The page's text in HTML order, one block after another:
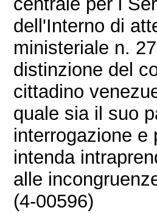
dell'Interno di
ministeriale n.
distinzione del
cittadino
quale sia il suo
interrogazione e
intenda
alle
(4-00596)